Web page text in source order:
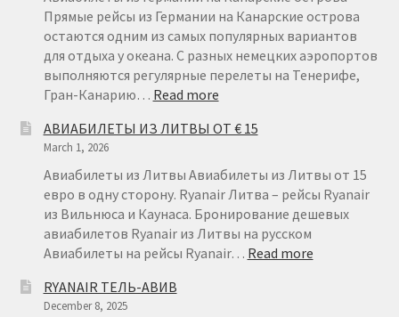
Прямые рейсы из Германии на Канарские острова
остаются одним из самых популярных вариантов
для отдыха у океана. С разных немецких аэропортов
выполняются регулярные перелеты на Тенерифе,
Гран-Канарию… Read more:
ИЗ
НА
КАНАРСКИЕ
ОСТРОВА
АВИАБИЛЕТЫ ИЗ ЛИТВЫ ОТ € 15
March 1, 2026
Авиабилеты из Литвы Авиабилеты из Литвы от 15
евро в одну сторону. Ryanair Литва – рейсы Ryanair
из Вильнюса и Каунаса. Бронирование дешевых
авиабилетов Ryanair из Литвы на русском
Авиабилеты на рейсы Ryanair… Read more:
RYANAIR ТЕЛЬ-АВИВ
December 8, 2025